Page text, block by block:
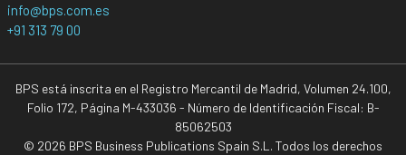
info@bps.com.es
+91 313 79 00
BPS está inscrita en el Registro Mercantil de Madrid, Volumen 24.100,
Folio 172, Página M-433036 - Número de Identificación Fiscal: B-
85062503
© 2026 BPS Business Publications Spain S.L. Todos los derechos